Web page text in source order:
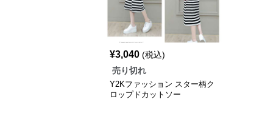
¥3,040 (税込)
売り切れ
Y2Kファッション スター柄ク
ロップドカットソー